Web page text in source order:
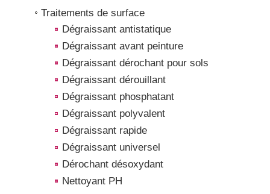
Traitements de surface
Dégraissant antistatique
Dégraissant avant peinture
Dégraissant dérochant pour sols
Dégraissant dérouillant
Dégraissant phosphatant
Dégraissant polyvalent
Dégraissant rapide
Dégraissant universel
Dérochant désoxydant
Nettoyant PH